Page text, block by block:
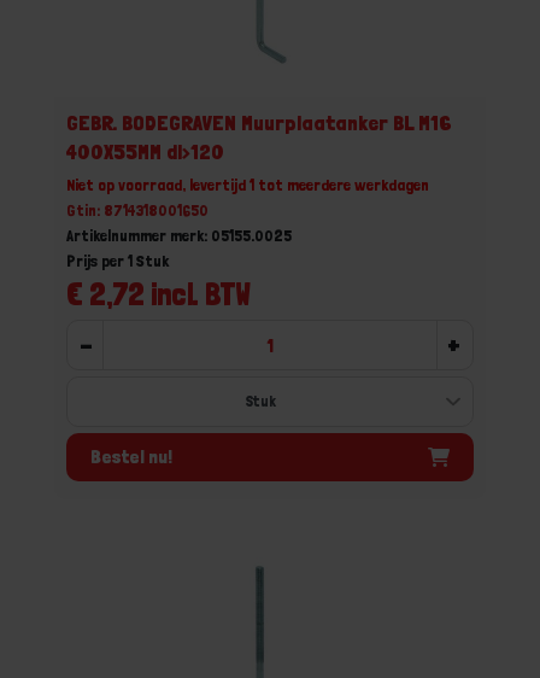
GEBR. BODEGRAVEN Muurplaatanker BL M16
400X55MM dl>120
Niet op voorraad, levertijd 1 tot meerdere werkdagen
Gtin: 8714318001650
Artikelnummer merk: 05155.0025
€ 2,72 incl. BTW
Prijs per 1 Stuk
- +
Bestel nu!